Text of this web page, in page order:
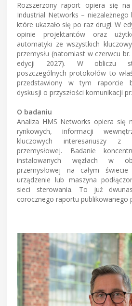
Rozszerzony raport opiera się
Industrial Networks – niezależnego
które ukazało się po raz drugi. W
opinie projektantów oraz
automatyki ze wszystkich
przemysłu (natomiast w czerwcu
edycji 2027). W obliczu
poszczególnych protokołów to
przedstawiony w tym raporcie
dyskusji o przyszłości komunikacji
O badaniu
Analiza HMS Networks opiera się
rynkowych, informacji
kluczowych interesariuszy z
przemysłowej. Badanie
instalowanych węzłach w
przemysłowej na całym
urządzenie lub maszyna
sieci sterowania. To już
corocznego raportu publikowanego